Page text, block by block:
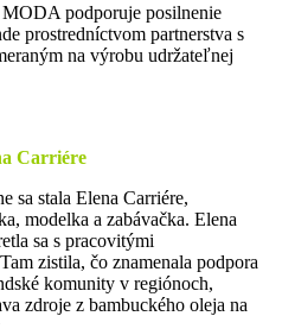
podporuje posilnenie
prostredníctvom partnerstva s
na výrobu udržateľnej
Carriére
sa stala Elena Carriére,
modelka a zabávačka. Elena
sa s pracovitými
zistila, čo znamenala podpora
komunity v regiónoch,
zdroje z bambuckého oleja na